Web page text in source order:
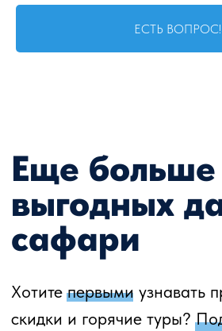
ЕСТЬ ВОПРОС!
Почему вообще нам
стоит доверить
организацию дайв-
тура?